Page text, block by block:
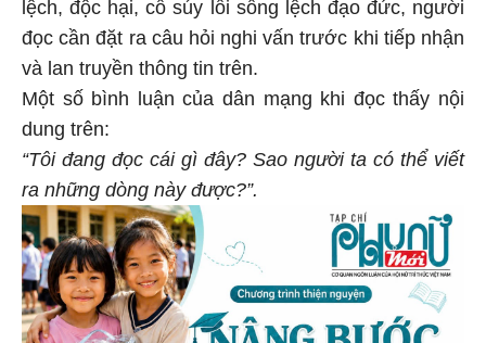
lệch, độc hại, cổ súy lối sống lệch đạo đức, người
đọc cần đặt ra câu hỏi nghi vấn trước khi tiếp nhận
và lan truyền thông tin trên.
Một số bình luận của dân mạng khi đọc thấy nội
dung trên:
“Tôi đang đọc cái gì đây? Sao người ta có thể viết
ra những dòng này được?”.